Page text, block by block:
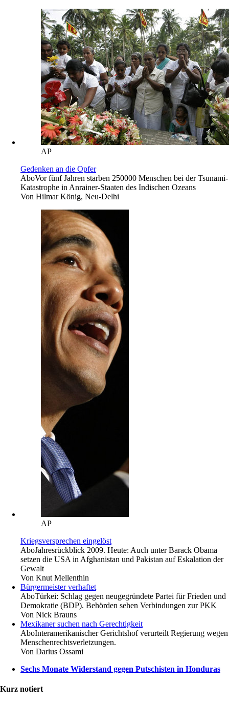
AP
Gedenken an die Opfer
AboVor fünf Jahren starben 250000 Menschen bei der Tsunami-
Katastrophe in Anrainer-Staaten des Indischen Ozeans
Von Hilmar König, Neu-Delhi
AP
Kriegsversprechen eingelöst
AboJahresrückblick 2009. Heute: Auch unter Barack Obama
setzen die USA in Afghanistan und Pakistan auf Eskalation der
Gewalt
Von Knut Mellenthin
Bürgermeister verhaftet
AboTürkei: Schlag gegen neugegründete Partei für Frieden und
Demokratie (BDP). Behörden sehen Verbindungen zur PKK
Von Nick Brauns
Mexikaner suchen nach Gerechtigkeit
AboInteramerikanischer Gerichtshof verurteilt Regierung wegen
Menschenrechtsverletzungen.
Von Darius Ossami
Sechs Monate Widerstand gegen Putschisten in Honduras
Kurz notiert